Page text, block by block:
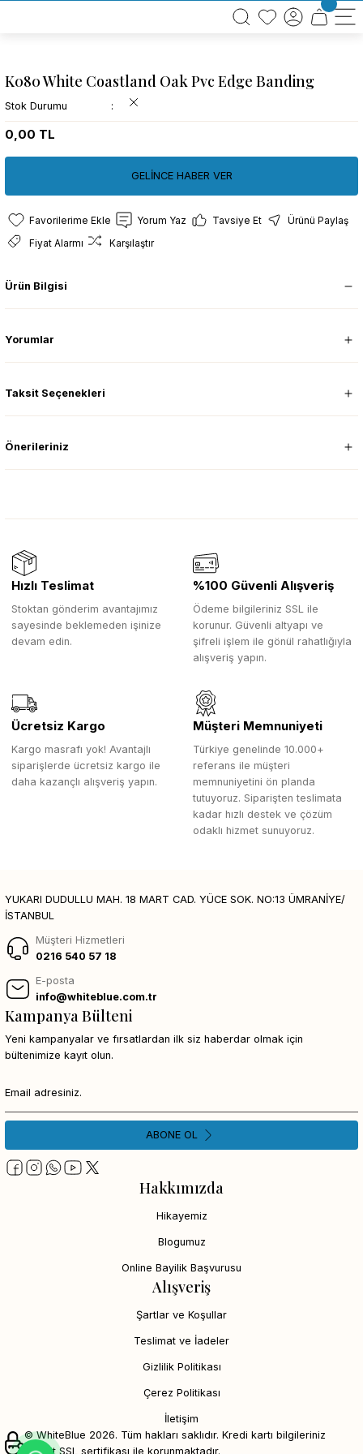
BÜTÜN ALIŞVERİŞLERİNİZDE KARGO BEDAVA!
TÜRKİYE GENELİNDE 10.000 MÜŞTERİ REFERANSI
K080 White Coastland Oak Pvc Edge Banding
Stok Durumu
0,00 TL
GELİNCE HABER VER
Yorum Yaz Tavsiye Et
Ürünü Paylaş
Fiyat Alarmı
Karşılaştır
Ürün Bilgisi
Yorumlar
Taksit Seçenekleri
Önerileriniz
Hızlı Teslimat
Stoktan gönderim avantajımız
sayesinde beklemeden işinize
devam edin.
%100 Güvenli Alışveriş
Ödeme bilgileriniz SSL ile
korunur. Güvenli altyapı ve
şifreli işlem ile gönül rahatlığıyla
alışveriş yapın.
Ücretsiz Kargo
Kargo masrafı yok! Avantajlı
siparişlerde ücretsiz kargo ile
daha kazançlı alışveriş yapın.
Müşteri Memnuniyeti
Türkiye genelinde 10.000+
referans ile müşteri
memnuniyetini ön planda
tutuyoruz. Siparişten teslimata
kadar hızlı destek ve çözüm
odaklı hizmet sunuyoruz.
YUKARI DUDULLU MAH. 18 MART CAD. YÜCE SOK. NO:13 ÜMRANİYE/
İSTANBUL
Müşteri Hizmetleri
0216 540 57 18
E-posta
info@whiteblue.com.tr
Hakkımızda
Hikayemiz
Blogumuz
Online Bayilik Başvurusu
Alışveriş
Şartlar ve Koşullar
Teslimat ve İadeler
Gizlilik Politikası
Çerez Politikası
İletişim
Kampanya Bülteni
Yeni kampanyalar ve fırsatlardan ilk siz haberdar olmak için
bültenimize kayıt olun.
ABONE OL
© WhiteBlue 2026. Tüm hakları saklıdır. Kredi kartı bilgileriniz
256bit SSL sertifikası ile korunmaktadır.